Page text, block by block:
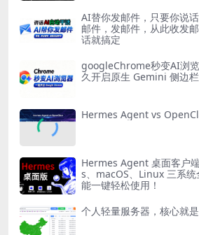
AI替你发邮件，只要你说
邮件，发邮件，从此收发
话就搞定
googleChrome秒变AI浏
久开启原生 Gemini 侧边栏
Hermes Agent vs
Hermes Agent 桌面客户
s、macOS、Linux 三系
能一键轻松使用！
个人轻量服务器，核心就